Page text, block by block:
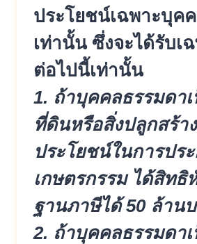
ประโยชน์เฉพาะบุค
เท่านั้น ซึ่งจะได้รับเ
ต่อไปนี้เท่านั้น
1. ถ้าบุคคลธรรมดา
ที่ดินหรือสิ่งปลูกสร้า
ประโยชน์ในการปร
เกษตรกรรม ได้สิทธิ
ฐานภาษีได้ 50 ล้าน
2. ถ้าบุคคลธรรมดา